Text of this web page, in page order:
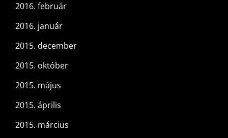
2016. február
2016. január
2015. december
2015. október
2015. május
2015. április
2015. március